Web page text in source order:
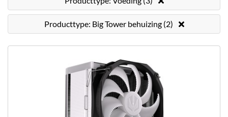
Producttype: Big Tower behuizing (2)